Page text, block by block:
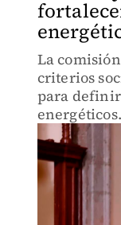
La
criterios
para definir
energéticos.